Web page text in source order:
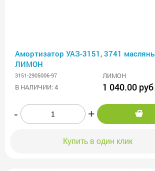
Амортизатор УАЗ-3151, 3741
ЛИМОН
3151-2905006-97
ЛИМОН
В НАЛИЧИИ: 4
1 040.00 руб
- +
Купить в один клик